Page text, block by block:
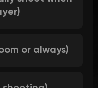
or always)